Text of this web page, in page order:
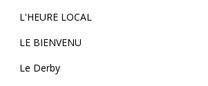
L'HEURE LOCAL
LE BIENVENU
Le Derby